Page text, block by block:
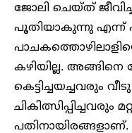
ജോലി ചെയ്ത്
പൂതിയാകുന്നു എന്ന്
കഴിയില്ല.
കെട്ടിച്ചയച്ചവരും